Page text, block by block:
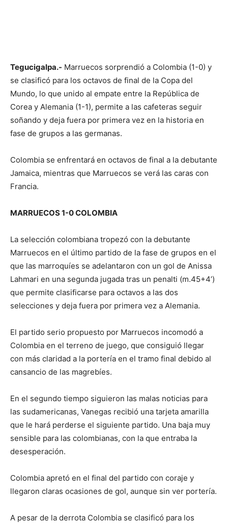
Tegucigalpa.- Marruecos sorprendió a Colombia (1-0) y
se clasificó para los octavos de final de la Copa del
Mundo, lo que unido al empate entre la República de
Corea y Alemania (1-1), permite a las cafeteras seguir
soñando y deja fuera por primera vez en la historia en
fase de grupos a las germanas.
Colombia se enfrentará en octavos de final a la debutante
Jamaica, mientras que Marruecos se verá las caras con
Francia.
MARRUECOS 1-0 COLOMBIA
La selección colombiana tropezó con la debutante
Marruecos en el último partido de la fase de grupos en el
que las marroquíes se adelantaron con un gol de Anissa
Lahmari en una segunda jugada tras un penalti (m.45+4’)
que permite clasificarse para octavos a las dos
selecciones y deja fuera por primera vez a Alemania.
El partido serio propuesto por Marruecos incomodó a
Colombia en el terreno de juego, que consiguió llegar
con más claridad a la portería en el tramo final debido al
cansancio de las magrebíes.
En el segundo tiempo siguieron las malas noticias para
las sudamericanas, Vanegas recibió una tarjeta amarilla
que le hará perderse el siguiente partido. Una baja muy
sensible para las colombianas, con la que entraba la
desesperación.
Colombia apretó en el final del partido con coraje y
llegaron claras ocasiones de gol, aunque sin ver portería.
A pesar de la derrota Colombia se clasificó para los